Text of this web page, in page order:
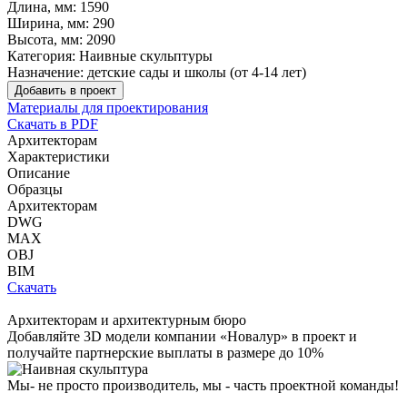
Длина, мм: 1590
Ширина, мм: 290
Высота, мм: 2090
Категория: Наивные скульптуры
Назначение: детские сады и школы (от 4-14 лет)
Добавить в проект
Материалы для проектирования
Скачать в PDF
Архитекторам
Характеристики
Описание
Образцы
Архитекторам
DWG
MAX
OBJ
BIM
Скачать
Архитекторам и архитектурным бюро
Добавляйте 3D модели компании «Новалур» в проект и
получайте партнерские выплаты в размере до 10%
Мы- не просто производитель, мы - часть проектной команды!